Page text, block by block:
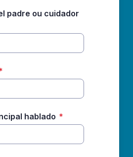
padre ou cuidador
hablado *